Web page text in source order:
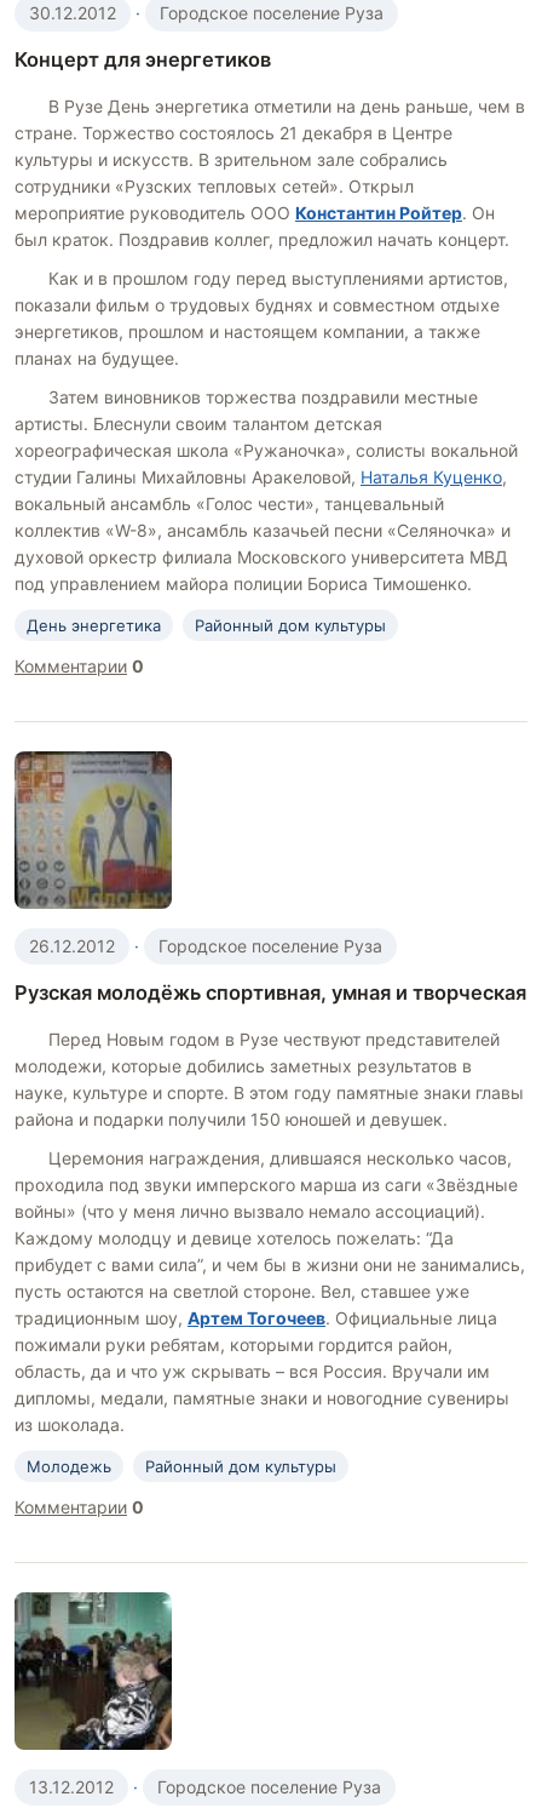
30.12.2012 · Городское поселение Руза
Концерт для энергетиков
В Рузе День энергетика отметили на день раньше, чем в
стране. Торжество состоялось 21 декабря в Центре
культуры и искусств. В зрительном зале собрались
сотрудники «Рузских тепловых сетей». Открыл
мероприятие руководитель ООО Константин Ройтер. Он
был краток. Поздравив коллег, предложил начать концерт.
Как и в прошлом году перед выступлениями артистов,
показали фильм о трудовых буднях и совместном отдыхе
энергетиков, прошлом и настоящем компании, а также
планах на будущее.
Затем виновников торжества поздравили местные
артисты. Блеснули своим талантом детская
хореографическая школа «Ружаночка», солисты вокальной
студии Галины Михайловны Аракеловой, Наталья Куценко,
вокальный ансамбль «Голос чести», танцевальный
коллектив «W-8», ансамбль казачьей песни «Селяночка» и
духовой оркестр филиала Московского университета МВД
под управлением майора полиции Бориса Тимошенко.
День энергетика Районный дом культуры
Комментарии 0
26.12.2012 · Городское поселение Руза
Рузская молодёжь спортивная, умная и творческая
Перед Новым годом в Рузе чествуют представителей
молодежи, которые добились заметных результатов в
науке, культуре и спорте. В этом году памятные знаки главы
района и подарки получили 150 юношей и девушек.
Церемония награждения, длившаяся несколько часов,
проходила под звуки имперского марша из саги «Звёздные
войны» (что у меня лично вызвало немало ассоциаций).
Каждому молодцу и девице хотелось пожелать: “Да
прибудет с вами сила”, и чем бы в жизни они не занимались,
пусть остаются на светлой стороне. Вел, ставшее уже
традиционным шоу, Артем Тогочеев. Официальные лица
пожимали руки ребятам, которыми гордится район,
область, да и что уж скрывать – вся Россия. Вручали им
дипломы, медали, памятные знаки и новогодние сувениры
из шоколада.
Молодежь Районный дом культуры
Комментарии 0
13.12.2012 · Городское поселение Руза